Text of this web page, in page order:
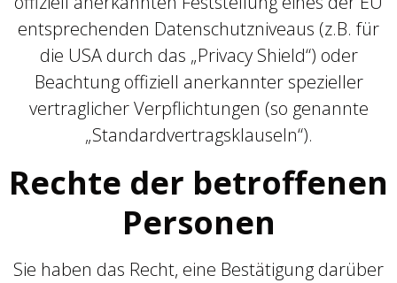
entsprechenden Datenschutzniveaus (z.B. für
die USA durch das „Privacy Shield“) oder
Beachtung offiziell anerkannter spezieller
vertraglicher Verpflichtungen (so genannte
„Standardvertragsklauseln“).
Rechte der betroffenen
Personen
Sie haben das Recht, eine Bestätigung darüber